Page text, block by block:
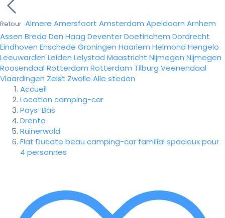
Retour Almere Amersfoort Amsterdam Apeldoorn Arnhem
Assen Breda Den Haag DeventerDoetinchem Dordrecht
Eindhoven Enschede Groningen Haarlem Helmond Hengelo
Leeuwarden Leiden Lelystad Maastricht Nijmegen Nijmegen
Roosendaal Rotterdam Rotterdam Tilburg Veenendaal
Vlaardingen Zeist Zwolle Alle steden
Accueil
Location camping-car
Pays-Bas
Drente
Ruinerwold
Fiat Ducato beau camping-car familial spacieux pour
4 personnes